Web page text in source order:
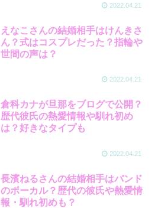
2022.04.21
えなこさんの結婚相手はけんきさ
ん？式はコスプレだった？指輪や
世間の声は？
2022.04.21
倉科カナが旦那をブログで公開？
歴代彼氏の熱愛情報や馴れ初め
は？好きなタイプも
2022.04.21
長濱ねるさんの結婚相手はバンド
のボーカル？歴代の彼氏や熱愛情
報・馴れ初めも？